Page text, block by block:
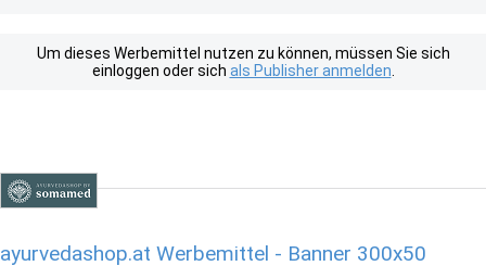
Um dieses Werbemittel nutzen zu können, müssen Sie sich
einloggen oder sich als Publisher anmelden
ayurvedashop.at Werbemittel - Banner 300x50